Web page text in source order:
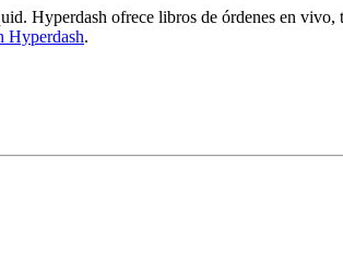
Hyperdash ofrece libros de órdenes en vivo,
Hyperdash.